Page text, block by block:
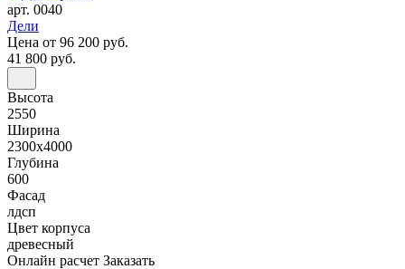
арт. 0040
Дели
Цена от 96 200 руб.
41 800 руб.
Высота
2550
Ширина
2300x4000
Глубина
600
Фасад
лдсп
Цвет корпуса
древесный
Онлайн расчет Заказать